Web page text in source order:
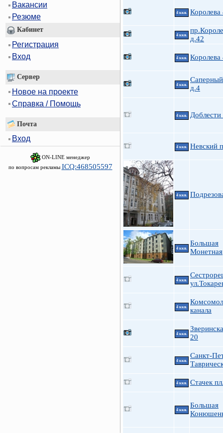
Вакансии
Резюме
Кабинет
Регистрация
Вход
Сервер
Новое на проекте
Справка / Помощь
Почта
Вход
ON-LINE менеджер
по вопросам рекламы ICQ:468505597
4 ккв. Королева
4 ккв.
д.42
4 ккв. Королева
4 ккв.
д.4
4 ккв.
4 ккв. Невский
4 ккв.
4 ккв.
Большая
Монетная
4 ккв.
4 ккв.
канала
4 ккв.
20
4 ккв.
Санкт-
4 ккв. Стачек
4 ккв.
Большая